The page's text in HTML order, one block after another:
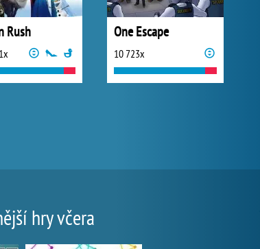
Rush One Escape
10 723x
hry včera